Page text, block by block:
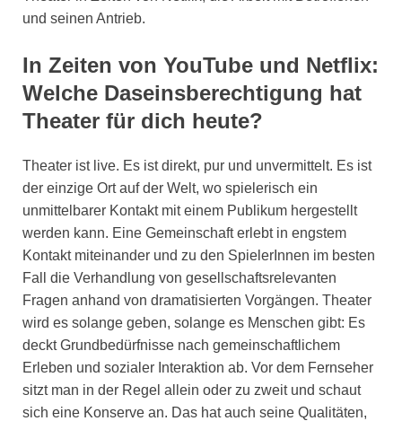
und seinen Antrieb.
In Zeiten von YouTube und Netflix:
Welche Daseinsberechtigung hat
Theater für dich heute?
Theater ist live. Es ist direkt, pur und unvermittelt. Es ist
der einzige Ort auf der Welt, wo spielerisch ein
unmittelbarer Kontakt mit einem Publikum hergestellt
werden kann. Eine Gemeinschaft erlebt in engstem
Kontakt miteinander und zu den SpielerInnen im besten
Fall die Verhandlung von gesellschaftsrelevanten
Fragen anhand von dramatisierten Vorgängen. Theater
wird es solange geben, solange es Menschen gibt: Es
deckt Grundbedürfnisse nach gemeinschaftlichem
Erleben und sozialer Interaktion ab. Vor dem Fernseher
sitzt man in der Regel allein oder zu zweit und schaut
sich eine Konserve an. Das hat auch seine Qualitäten,